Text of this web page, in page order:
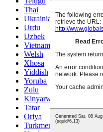
Thai
Ukrainian
Urdu
Uzbek
Vietnamese
Welsh
Xhosa
Yiddish
Yoruba
Zulu
Kinyarwanda
Tatar
Oriya
Turkmen